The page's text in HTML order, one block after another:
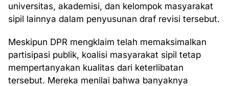
universitas, akademisi, dan kelompok masyarakat
sipil lainnya dalam penyusunan draf revisi tersebut.
Meskipun DPR mengklaim telah memaksimalkan
partisipasi publik, koalisi masyarakat sipil tetap
mempertanyakan kualitas dari keterlibatan
tersebut. Mereka menilai bahwa banyaknya